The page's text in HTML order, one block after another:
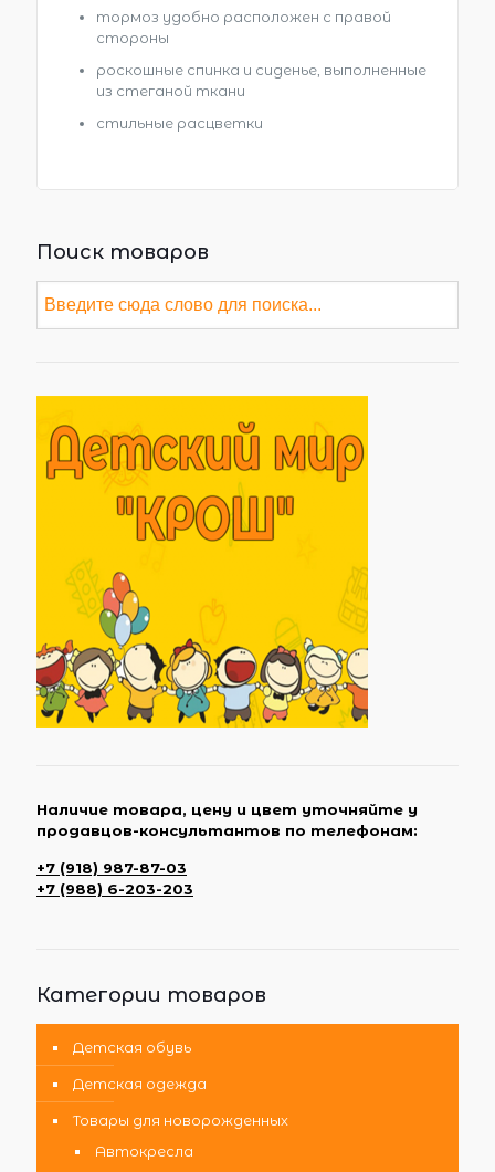
тормоз удобно расположен с правой
стороны
роскошные спинка и сиденье, выполненные
из стеганой ткани
стильные расцветки
Поиск товаров
Наличие товара, цену и цвет уточняйте у
продавцов-консультантов по телефонам:
+7 (918) 987-87-03
+7 (988) 6-203-203
Категории товаров
Детская обувь
Детская одежда
Товары для новорожденных
Автокресла